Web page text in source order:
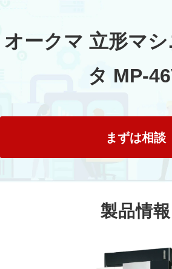
オークマ 立形マ
タ MP-
まずは相談
製品情報